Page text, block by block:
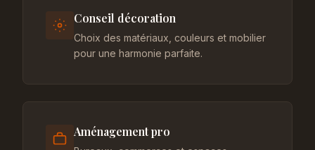
Conseil décoration
Choix des matériaux, couleurs et mobilier
pour une harmonie parfaite.
Aménagement pro